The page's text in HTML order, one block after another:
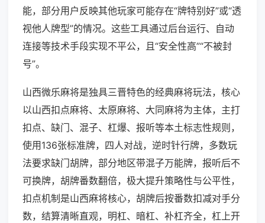
能，部分用户反映其他玩家可能存在“牌特别好”或“透
视他人牌型”的情况。这些工具通过后台运行、自动
连接等技术手段实现不平公，且“安全性高”“不被封
号”。
山西微乐麻将是独具三晋特色的经典麻将玩法，核心
以山西扣点麻将、太原麻将、大同麻将为主体，主打
扣点、缺门、混子、杠爆、报听等本土标志性规则，
使用136张标准牌，四人对战，逆时针行牌，多数玩
法要求缺门胡牌，部分地区带混子万能牌，报听后不
可换牌，胡牌番数翻倍，极大提升策略性与公平性，
扣点机制是山西麻将核心，胡牌后按番数扣减对手分
数，结算清晰直观，明杠、暗杠、补杠齐全，杠上开